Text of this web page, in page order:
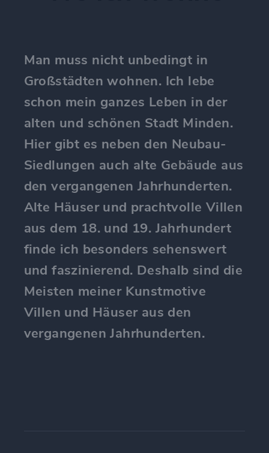
Man muss nicht unbedingt in
Großstädten wohnen. Ich lebe
schon mein ganzes Leben in der
alten und schönen Stadt Minden.
Hier gibt es neben den Neubau-
Siedlungen auch alte Gebäude aus
den vergangenen Jahrhunderten.
Alte Häuser und prachtvolle Villen
aus dem 18. und 19. Jahrhundert
finde ich besonders sehenswert
und faszinierend. Deshalb sind die
Meisten meiner Kunstmotive
Villen und Häuser aus den
vergangenen Jahrhunderten.